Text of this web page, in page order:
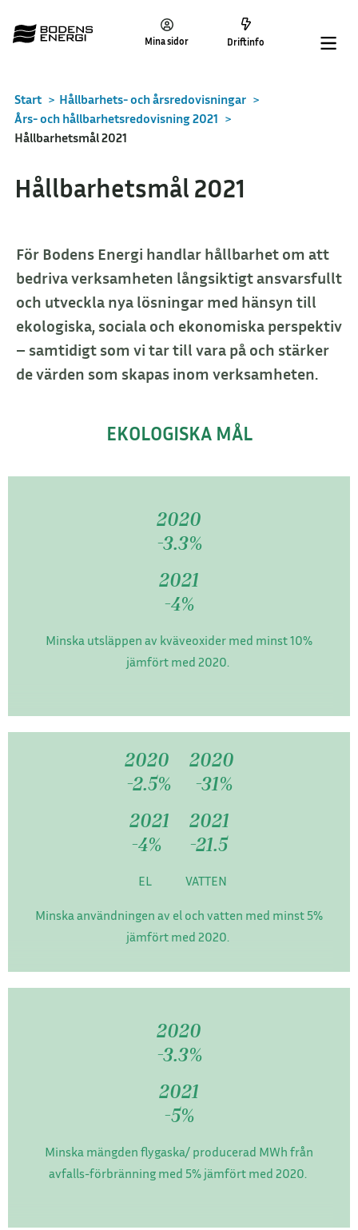
Mina sidor Driftinfo
Start > Hållbarhets- och årsredovisningar >
Års- och hållbarhetsredovisning 2021 >
Hållbarhetsmål 2021
Hållbarhetsmål 2021
För Bodens Energi handlar hållbarhet om att
bedriva verksamheten långsiktigt ansvarsfullt
och utveckla nya lösningar med hänsyn till
ekologiska, sociala och ekonomiska perspektiv
– samtidigt som vi tar till vara på och stärker
de värden som skapas inom verksamheten.
EKOLOGISKA MÅL
2020
-3.3%
2021
-4%
Minska utsläppen av kväveoxider med minst 10%
jämfört med 2020.
2020 2020
-2.5% -31%
2021 2021
-4% -21.5
EL VATTEN
Minska användningen av el och vatten med minst 5%
jämfört med 2020.
2020
-3.3%
2021
-5%
Minska mängden flygaska/ producerad MWh från
avfalls-förbränning med 5% jämfört med 2020.